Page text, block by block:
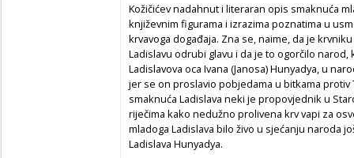
Kožičićev nadahnut i literaran opis smaknuća
književnim figurama i izrazima poznatima u
krvavoga događaja. Zna se, naime, da je
Ladislavu odrubi glavu i da je to ogorčilo narod,
Ladislavova oca Ivana (Janosa) Hunyadya, u
jer se on proslavio pobjedama u bitkama
smaknuća Ladislava neki je propovjednik u
riječima kako nedužno prolivena krv vapi za
mladoga Ladislava bilo živo u sjećanju naroda
Ladislava Hunyadya.